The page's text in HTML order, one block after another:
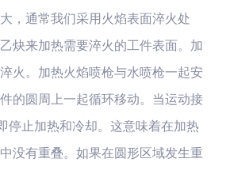
，通常我们采用火焰表面淬火处
炔来加热需要淬火的工件表面。加
火。加热火焰喷枪与水喷枪一起安
的圆周上一起循环移动。当运动接
停止加热和冷却。这意味着在加热
没有重叠。如果在圆形区域发生重